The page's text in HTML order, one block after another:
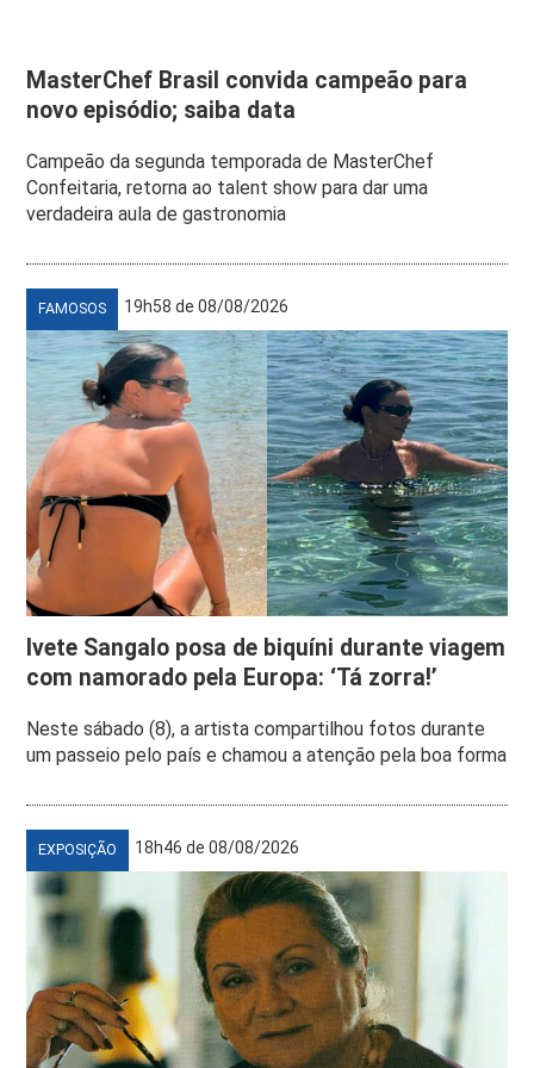
MasterChef Brasil convida campeão para
novo episódio; saiba data
Campeão da segunda temporada de MasterChef
Confeitaria, retorna ao talent show para dar uma
verdadeira aula de gastronomia
FAMOSOS 19h58 de 08/08/2026
Ivete Sangalo posa de biquíni durante viagem
com namorado pela Europa: ‘Tá zorra!’
Neste sábado (8), a artista compartilhou fotos durante
um passeio pelo país e chamou a atenção pela boa forma
EXPOSIÇÃO 18h46 de 08/08/2026